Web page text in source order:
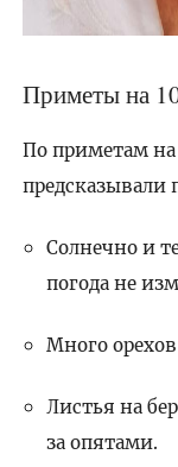
Приметы на
По приметам
предсказывали
Солнечно и
погода не
Много
Листья на
за опятами.